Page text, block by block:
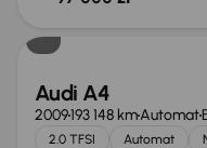
Audi A4
2009193 148 kmAutomat
2.0 TFSI Automat